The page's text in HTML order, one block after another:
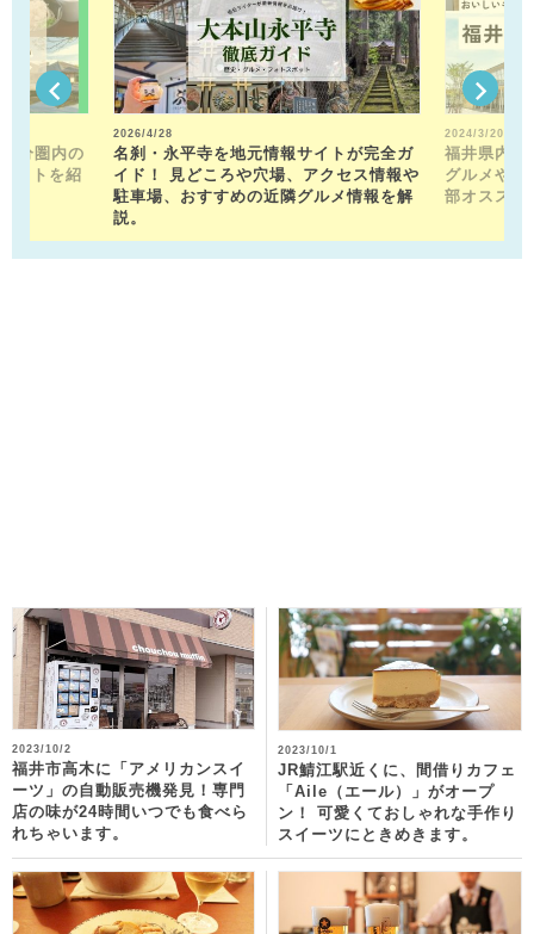
分圏内の
ットを紹
2026/4/28
名刹・永平寺を地元情報サイトが完全ガ
イド！ 見どころや穴場、アクセス情報や
駐車場、おすすめの近隣グルメ情報を解
説。
2024/3/20
福井県内の
グルメや近
部オススメ
2023/10/2
福井市高木に「アメリカンスイ
ーツ」の自動販売機発見！専門
店の味が24時間いつでも食べら
れちゃいます。
2023/10/1
JR鯖江駅近くに、間借りカフェ
「Aile（エール）」がオープ
ン！ 可愛くておしゃれな手作り
スイーツにときめきます。